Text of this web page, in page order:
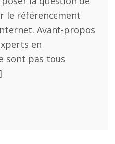
le référencement
Avant-propos
en
sont pas tous